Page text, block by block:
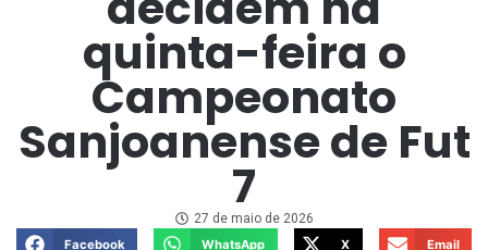
quinta-feira o
Campeonato
Sanjoanense de Fut
7
27 de maio de 2026
Facebook
WhatsApp X Email